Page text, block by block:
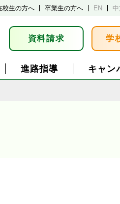
校生の方へ 卒業生の方へ EN
資料請求 学
進路指導 キャン